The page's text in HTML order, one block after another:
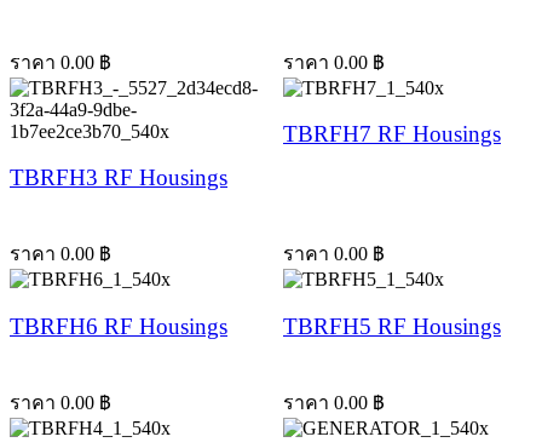
ราคา 0.00 ฿
TBRFH3 RF Housings
ราคา 0.00 ฿
TBRFH7 RF Housings
ราคา 0.00 ฿
TBRFH6 RF Housings
ราคา 0.00 ฿
TBRFH5 RF Housings
ราคา 0.00 ฿ ราคา 0.00 ฿